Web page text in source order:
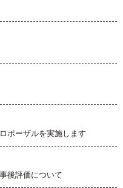
ポーザルを実施します
後評価について